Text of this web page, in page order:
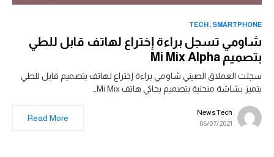
SMARTPHONE
TECH
شاومي تسجل براءة إختراع لهاتف قابل للطي
بتصميم Mi Mix Alpha
سجلت العملاق الصيني شاومي براءة إختراع لهاتف بتصميم قابل للطي
يتميز بشاشة منحنية بتصميم يحاكي هاتف Mi Mix…
News Tech
06/07/2021
Read More